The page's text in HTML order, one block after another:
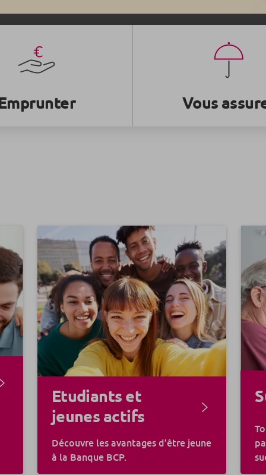
Vous
Etudiants et
jeunes actifs
Découvre les avantages d’être jeune
à la Banque BCP.